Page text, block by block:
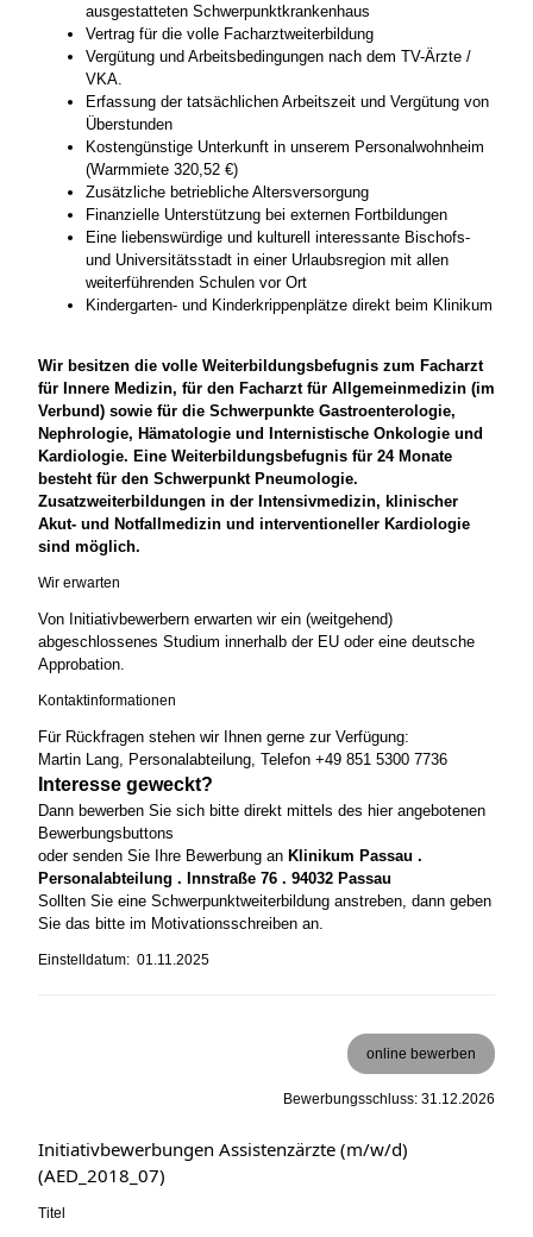
ausgestatteten Schwerpunktkrankenhaus
Vertrag für die volle Facharztweiterbildung
Vergütung und Arbeitsbedingungen nach dem TV-Ärzte /
VKA.
Erfassung der tatsächlichen Arbeitszeit und Vergütung von
Überstunden
Kostengünstige Unterkunft in unserem Personalwohnheim
(Warmmiete 320,52 €)
Zusätzliche betriebliche Altersversorgung
Finanzielle Unterstützung bei externen Fortbildungen
Eine liebenswürdige und kulturell interessante Bischofs-
und Universitätsstadt in einer Urlaubsregion mit allen
weiterführenden Schulen vor Ort
Kindergarten- und Kinderkrippenplätze direkt beim Klinikum
Wir besitzen die volle Weiterbildungsbefugnis zum Facharzt
für Innere Medizin, für den Facharzt für Allgemeinmedizin (im
Verbund) sowie für die Schwerpunkte Gastroenterologie,
Nephrologie, Hämatologie und Internistische Onkologie und
Kardiologie. Eine Weiterbildungsbefugnis für 24 Monate
besteht für den Schwerpunkt Pneumologie.
Zusatzweiterbildungen in der Intensivmedizin, klinischer
Akut- und Notfallmedizin und interventioneller Kardiologie
sind möglich.
Wir erwarten
Von Initiativbewerbern erwarten wir ein (weitgehend)
abgeschlossenes Studium innerhalb der EU oder eine deutsche
Approbation.
Kontaktinformationen
Für Rückfragen stehen wir Ihnen gerne zur Verfügung:
Martin Lang, Personalabteilung, Telefon +49 851 5300 7736
Interesse geweckt?
Dann bewerben Sie sich bitte direkt mittels des hier angebotenen
Bewerbungsbuttons
oder senden Sie Ihre Bewerbung an Klinikum Passau .
Personalabteilung . Innstraße 76 . 94032 Passau
Sollten Sie eine Schwerpunktweiterbildung anstreben, dann geben
Sie das bitte im Motivationsschreiben an.
Einstelldatum: 01.11.2025
online bewerben
Bewerbungsschluss: 31.12.2026
Initiativbewerbungen Assistenzärzte (m/w/d)
(AED_2018_07)
Titel